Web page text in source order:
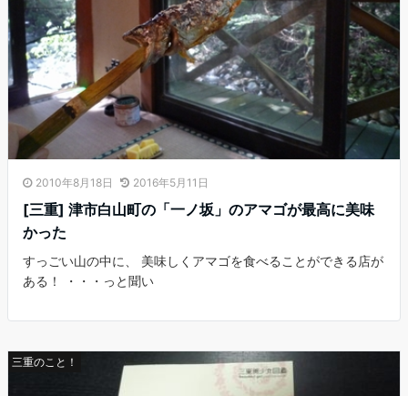
2010年8月18日 2016年5月11日
[三重] 津市白山町の「一ノ坂」のアマゴが最高に美味
かった
すっごい山の中に、 美味しくアマゴを食べることができる店が
ある！ ・・・っと聞い
三重のこと！